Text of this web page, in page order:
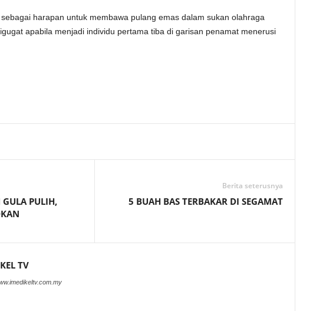
harapan untuk membawa pulang emas dalam sukan olahraga
apabila menjadi individu pertama tiba di garisan penamat menerusi
PULIH,
Berita seterusnya
5 BUAH BAS TERBAKAR DI SEGAMAT
TV